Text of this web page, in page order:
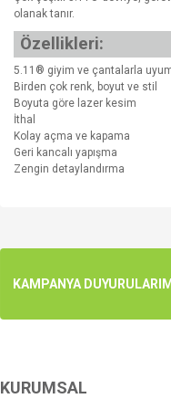
olanak tanır.
Özellikleri:
5.11® giyim ve çantalarla
Birden çok renk, boyut ve stil
Boyuta göre lazer kesim
İthal
Kolay açma ve kapama
Geri kancalı yapışma
Zengin detaylandırma
Ürün resmi kalitesiz,
Bu ürüne benzer farklı
KAMPANYA
KURUMSAL